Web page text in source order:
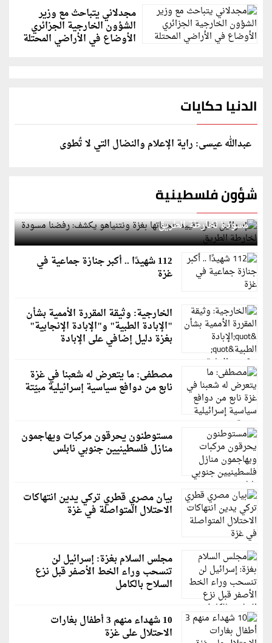
مجدلاني يتباحث مع وزير
الشؤون الخارجية الجزائري
الأوضاع في الأراضي المحتلة
الدنيا حكايات
عبدالله عيسى: راية الإعلام والنضال التي لا تُطوى
شؤون فلسطينية
إسرائيل تعلن تقييد هجماتها بغزة ونتنياهو يكشف: رفضنا
مسودة لخارطة الطريق
112 شهيدًا .. أكبر جنازة جماعية في
غزة
الخارجية: وثيقة المقررة الأممية بشأن
"الإبادة الطبية" و"الإبادة الإنجابية"
بغزة دليل إضافي على الإبادة
مصطفى: ما يتعرض له شعبنا في غزة
نابع من دوافع سياسية إسرائيلية مبيّتة
مستوطنون يحرقون مركبات ويهاجمون
منازل فلسطينيين جنوبي نابلس
بيان مصري قطري تركي يدين انتهاكات
الاحتلال المتواصلة في غزة
مجلس السلام بغزة: إسرائيل لن
تنسحب وراء الخط الأصفر قبل نزع
السلاح بالكامل
10 شهداء منهم 3 أطفال بغارات
الاحتلال على غزة